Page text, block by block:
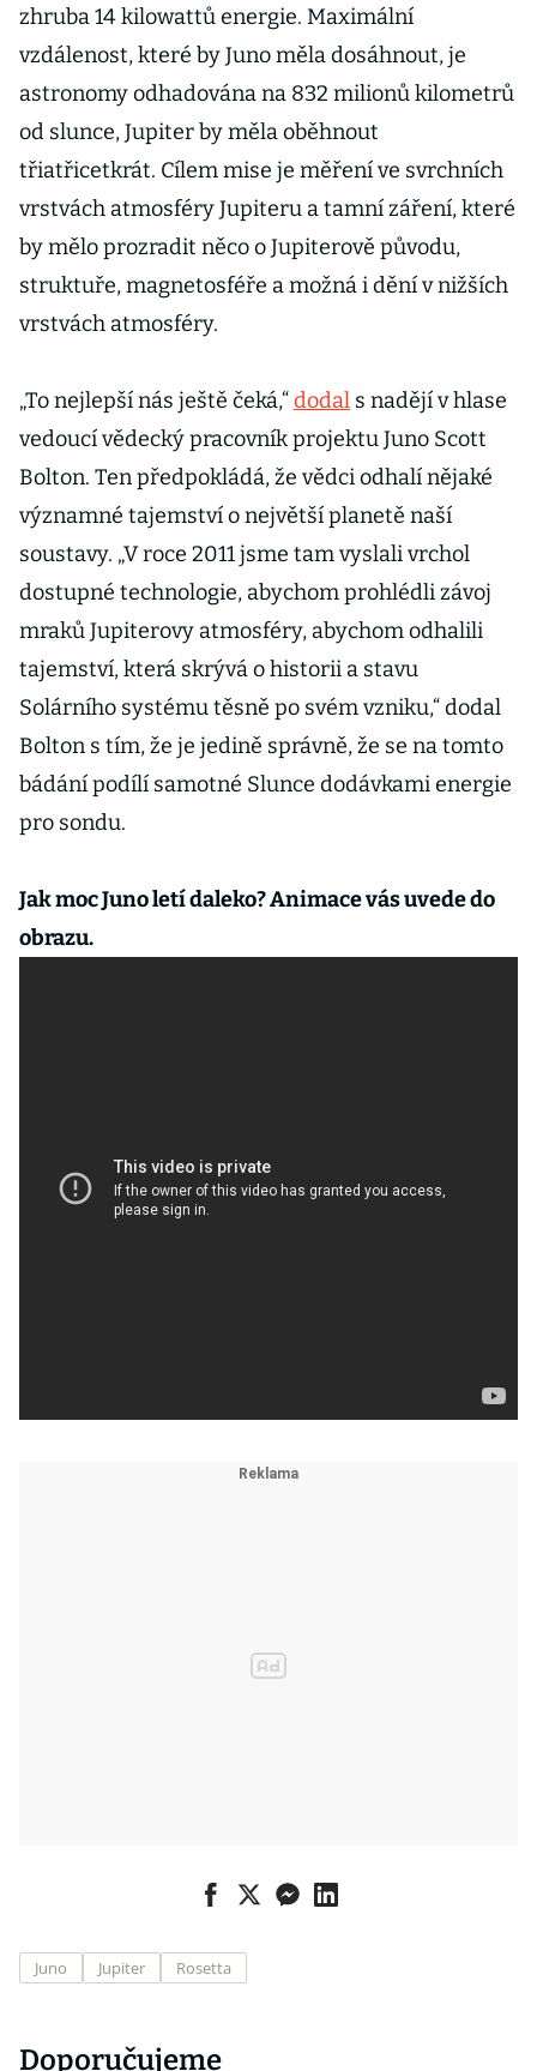
zhruba 14 kilowattů energie. Maximální
vzdálenost, které by Juno měla dosáhnout, je
astronomy odhadována na 832 milionů kilometrů
od slunce, Jupiter by měla oběhnout
třiatřicetkrát. Cílem mise je měření ve svrchních
vrstvách atmosféry Jupiteru a tamní záření, které
by mělo prozradit něco o Jupiterově původu,
struktuře, magnetosféře a možná i dění v nižších
vrstvách atmosféry.
„To nejlepší nás ještě čeká,“dodal s nadějí v hlase
vedoucí vědecký pracovník projektu Juno Scott
Bolton. Ten předpokládá, že vědci odhalí nějaké
významné tajemství o největší planetě naší
soustavy. „V roce 2011 jsme tam vyslali vrchol
dostupné technologie, abychom prohlédli závoj
mraků Jupiterovy atmosféry, abychom odhalili
tajemství, která skrývá o historii a stavu
Solárního systému těsně po svém vzniku,“ dodal
Bolton s tím, že je jedině správně, že se na tomto
bádání podílí samotné Slunce dodávkami energie
pro sondu.
Jak moc Juno letí daleko? Animace vás uvede do
obrazu.
Juno Jupiter Rosetta
Doporučujeme